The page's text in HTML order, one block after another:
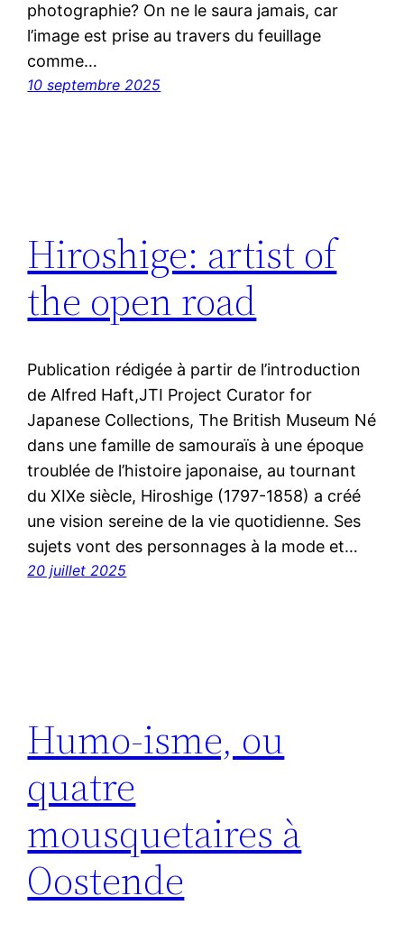
photographie? On ne le saura jamais, car
l’image est prise au travers du feuillage
comme…
10 septembre 2025
Hiroshige: artist of
the open road
Publication rédigée à partir de l’introduction
de Alfred Haft,JTI Project Curator for
Japanese Collections, The British Museum Né
dans une famille de samouraïs à une époque
troublée de l’histoire japonaise, au tournant
du XIXe siècle, Hiroshige (1797-1858) a créé
une vision sereine de la vie quotidienne. Ses
sujets vont des personnages à la mode et…
20 juillet 2025
Humo-isme, ou
quatre
mousquetaires à
Oostende